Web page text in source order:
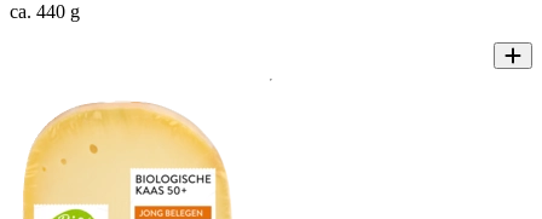
ca. 440 g